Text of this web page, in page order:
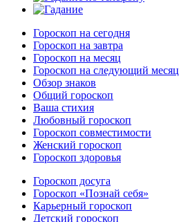
Гороскоп на сегодня
Гороскоп на завтра
Гороскоп на месяц
Гороскоп на следующий месяц
Обзор знаков
Общий гороскоп
Ваша стихия
Любовный гороскоп
Гороскоп совместимости
Женский гороскоп
Гороскоп здоровья
Гороскоп досуга
Гороскоп «Познай себя»
Карьерный гороскоп
Детский гороскоп